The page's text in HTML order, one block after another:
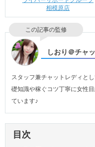
相模原店
この記事の監修
しおり＠チャ
スタッフ兼チャットレディと
礎知識や稼ぐコツ丁寧に女性
ています♪
目次